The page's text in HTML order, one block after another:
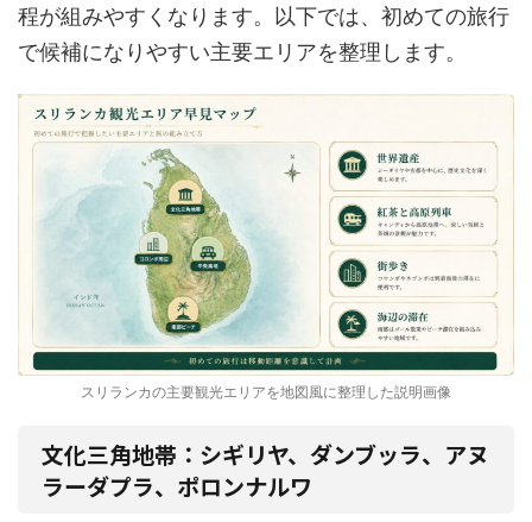
程が組みやすくなります。以下では、初めての旅行
で候補になりやすい主要エリアを整理します。
スリランカの主要観光エリアを地図風に整理した説明画像
文化三角地帯：シギリヤ、ダンブッラ、アヌ
ラーダプラ、ポロンナルワ